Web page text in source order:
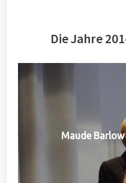
Die Jahre
Maude